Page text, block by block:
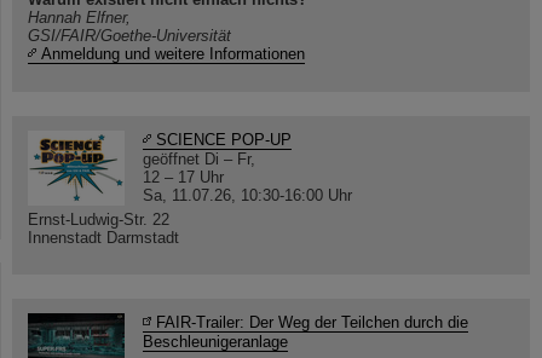
Hannah Elfner,
GSI/FAIR/Goethe-Universität
Anmeldung und weitere Informationen
SCIENCE POP-UP
geöffnet Di – Fr,
12 – 17 Uhr
Sa, 11.07.26, 10:30-16:00 Uhr
Ernst-Ludwig-Str. 22
Innenstadt Darmstadt
FAIR-Trailer: Der Weg der Teilchen durch die
Beschleunigeranlage